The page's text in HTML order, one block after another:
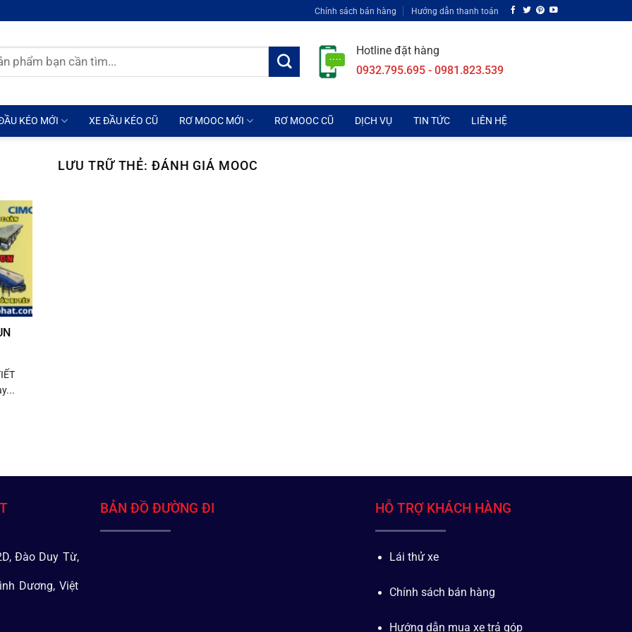
Chính sách bán hàng Hướng dẫn thanh toán
Hotline đặt hàng
0932.795.695 - 0981.823.539
KÉO MỚI XE ĐẦU KÉO CŨ RƠ MOOC MỚI RƠ MOOC CŨ DỊCH VỤ TIN TỨC LIÊN HỆ
LƯU TRỮ THẺ: ĐÁNH GIÁ MOOC
Đào Duy Từ,
Dương, Việt
BẢN ĐỒ ĐƯỜNG ĐI HỖ TRỢ KHÁCH HÀNG
Lái thử xe
Chính sách bán hàng
Hướng dẫn mua xe trả góp